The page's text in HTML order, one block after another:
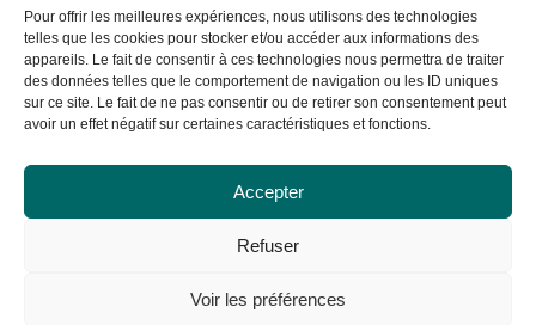
Pour offrir les meilleures expériences, nous utilisons des technologies
telles que les cookies pour stocker et/ou accéder aux informations des
appareils. Le fait de consentir à ces technologies nous permettra de traiter
des données telles que le comportement de navigation ou les ID uniques
sur ce site. Le fait de ne pas consentir ou de retirer son consentement peut
avoir un effet négatif sur certaines caractéristiques et fonctions.
Accepter
Refuser
Voir les préférences